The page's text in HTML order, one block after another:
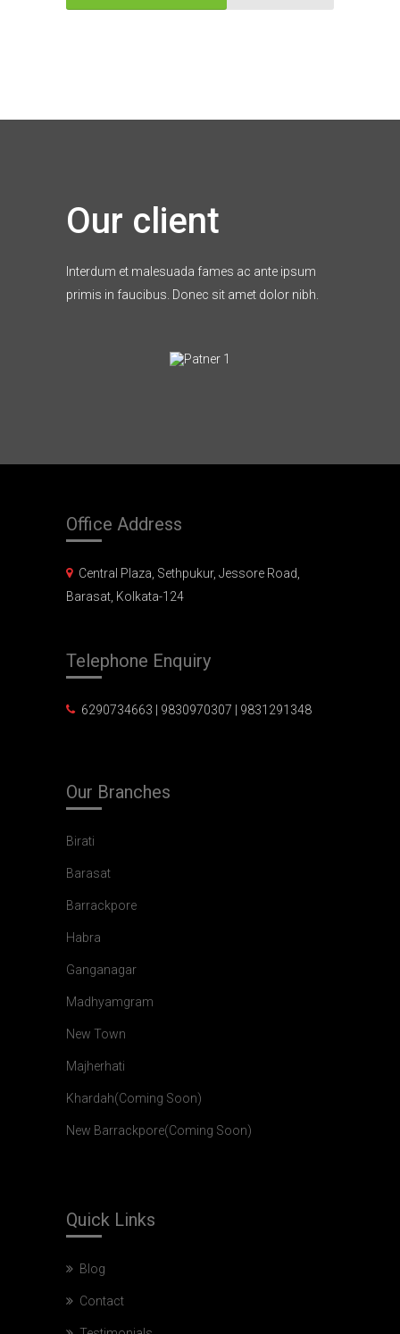
Our client
Interdum et malesuada fames ac ante ipsum
primis in faucibus. Donec sit amet dolor nibh.
Office Address
Central Plaza, Sethpukur, Jessore Road,
Barasat, Kolkata-124
Telephone Enquiry
6290734663 | 9830970307 | 9831291348
Our Branches
Birati
Barasat
Barrackpore
Habra
Ganganagar
Madhyamgram
New Town
Majherhati
Khardah(Coming Soon)
New Barrackpore(Coming Soon)
Quick Links
Blog
Contact